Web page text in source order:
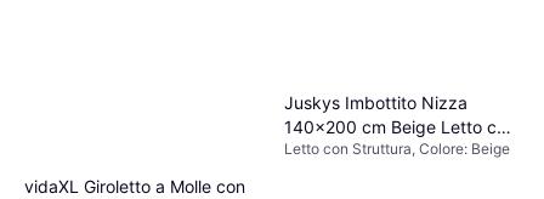
vidaXL Giroletto a Molle con
Juskys Imbottito Nizza
140x200 cm Beige Letto con
Struttura
Letto con Struttura, Colore: Beige